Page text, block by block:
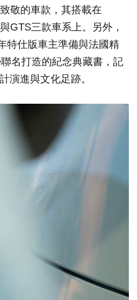
敬的車款，其搭載在
GTS三款車系上。另外，
特仕版車主準備與法國精
名打造的紀念典藏書，記
演進與文化足跡。